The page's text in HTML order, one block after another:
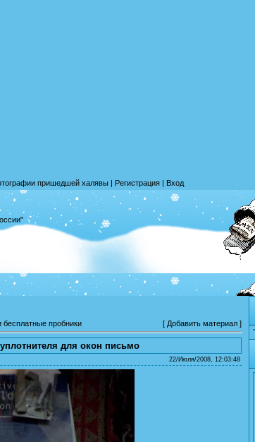
пришедшей халявы| Регистрация| Вход
пробники [ Добавить материал ]
для окон письмо
22/Июля/2008, 12:03:48